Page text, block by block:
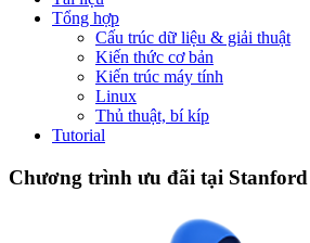
Tổng hợp
Cấu trúc dữ liệu & giải thuật
Kiến thức cơ bản
Kiến trúc máy tính
Linux
Thủ thuật, bí kíp
Tutorial
Chương trình ưu đãi tại Stanford